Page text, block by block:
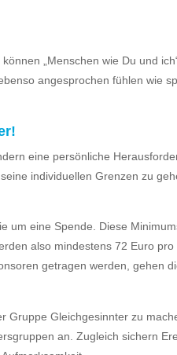
„Menschen wie Du und
angesprochen fühlen wie
eine persönliche
individuellen Grenzen zu
um eine Spende. Diese
also mindestens 72 Euro pro
getragen werden, gehen
Gruppe Gleichgesinnter zu
an. Zugleich sichern